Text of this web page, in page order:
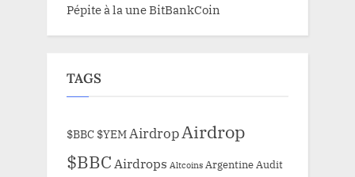
Pépite à la une BitBankCoin
TAGS
$BBC $YEMAirdropAirdrop
$BBCAirdrops Altcoins Argentine Audit